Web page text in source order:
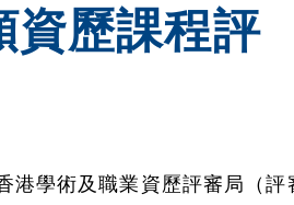
資歷課程評
港學術及職業資歷評審局（評